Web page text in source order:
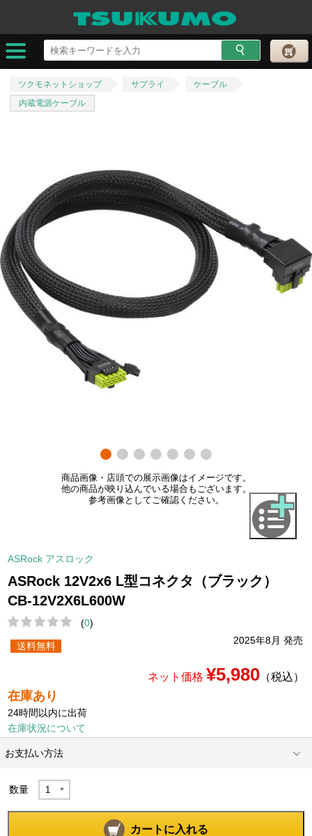
ツクモネットショップ サプライ
ケーブル
内蔵電源ケーブル
商品画像・店頭での展示画像はイメージです。
他の商品が映り込んでいる場合もございます。
参考画像としてご確認ください。
ASRock アスロック
ASRock 12V2x6 L型コネクタ（ブラック）
CB-12V2X6L600W
(0)
2025年8月 発売
送料無料
ネット価格 ¥5,980（税込）
在庫あり
24時間以内に出荷
在庫状況について
お支払い方法
数量
カートに入れる